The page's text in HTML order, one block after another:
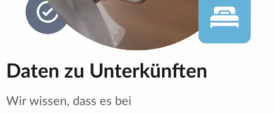
Daten zu Unterkünften
Wir wissen, dass es bei